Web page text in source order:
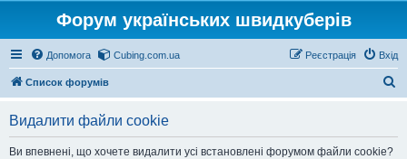
Форум українських швидкуберів
Допомога Cubing.com.ua Вхід
Реєстрація
Список форумів
Видалити файли cookie
Ви впевнені, що хочете видалити усі встановлені форумом файли cookie?